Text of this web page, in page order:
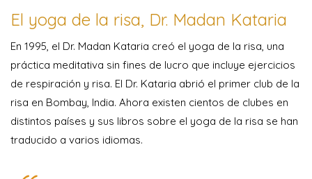
El yoga de la risa, Dr. Madan Kataria
En 1995, el Dr. Madan Kataria creó el yoga de la risa, una
práctica meditativa sin fines de lucro que incluye ejercicios
de respiración y risa. El Dr. Kataria abrió el primer club de la
risa en Bombay, India. Ahora existen cientos de clubes en
distintos países y sus libros sobre el yoga de la risa se han
traducido a varios idiomas.